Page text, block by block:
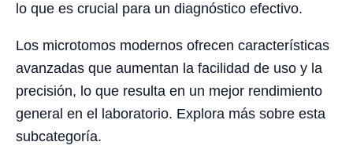
lo que es crucial para un diagnóstico efectivo.
Los microtomos modernos ofrecen características
avanzadas que aumentan la facilidad de uso y la
precisión, lo que resulta en un mejor rendimiento
general en el laboratorio. Explora más sobre esta
subcategoría.